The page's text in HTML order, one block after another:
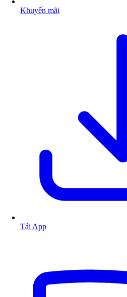
Khuyến mãi
Tải App